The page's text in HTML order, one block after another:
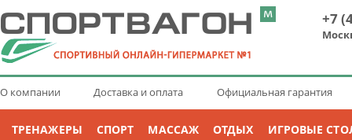
+7
О компании Доставка и оплата Официальная гарантия
ТРЕНАЖЕРЫ СПОРТ МАССАЖ ОТДЫХ ИГРОВЫЕ